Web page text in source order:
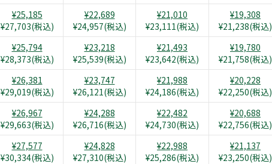
¥25,185
¥27,703(税込)
¥22,689
¥24,957(税込)
¥21,010
¥23,111(税込)
¥19,308
¥21,238(税込)
¥25,794
¥28,373(税込)
¥23,218
¥25,539(税込)
¥21,493
¥23,642(税込)
¥19,780
¥21,758(税込)
¥26,381
¥29,019(税込)
¥23,747
¥26,121(税込)
¥21,988
¥24,186(税込)
¥20,228
¥22,250(税込)
¥26,967
¥29,663(税込)
¥24,288
¥26,716(税込)
¥22,482
¥24,730(税込)
¥20,688
¥22,756(税込)
¥27,577
¥30,334(税込)
¥24,828
¥27,310(税込)
¥22,988
¥25,286(税込)
¥21,137
¥23,250(税込)